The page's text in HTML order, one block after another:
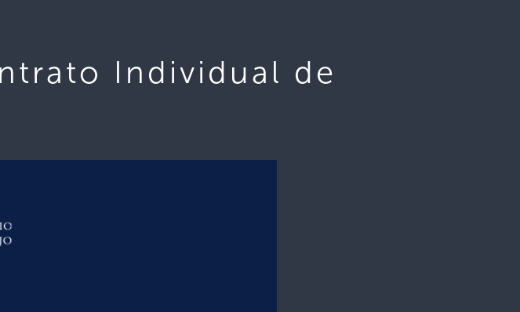
Individual de